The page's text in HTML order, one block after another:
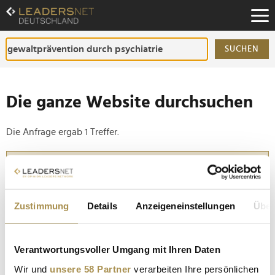
Zustimmung Details Anzeigeneinstellungen
Verantwortungsvoller Umgang mit Ihren Daten
Wir und unsere 58 Partner verarbeiten Ihre persönlichen
Zum
Inhalt
Zur
Fußzeilen-
Navigation
SUCHEN
Die ganze Website durchsuchen
Die Anfrage ergab 1 Treffer.
Tipp
Seiten suchen, die genau diese Wortgruppe enthalten:
Setzen Sie die gesuchten Wörter zwischen
"Radikalisierungsprozesse gab es schon zu allen